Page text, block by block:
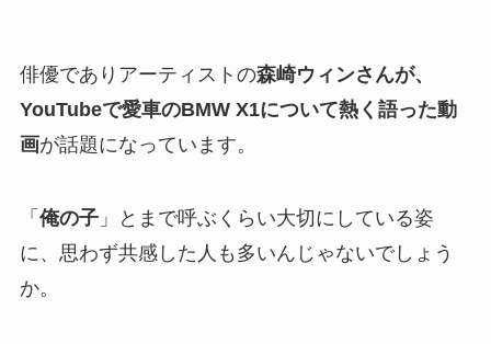
俳優でありアーティストの森崎ウィンさんが、
YouTubeで愛車のBMW X1について熱く語った動
画が話題になっています。
「 俺の子」とまで呼ぶくらい大切にしている姿
に、思わず共感した人も多いんじゃないでしょう
か。